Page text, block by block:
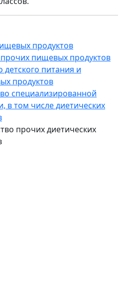
продуктов
пищевых продуктов
детского питания и
продуктов
специализированной
в том числе диетических
прочих диетических